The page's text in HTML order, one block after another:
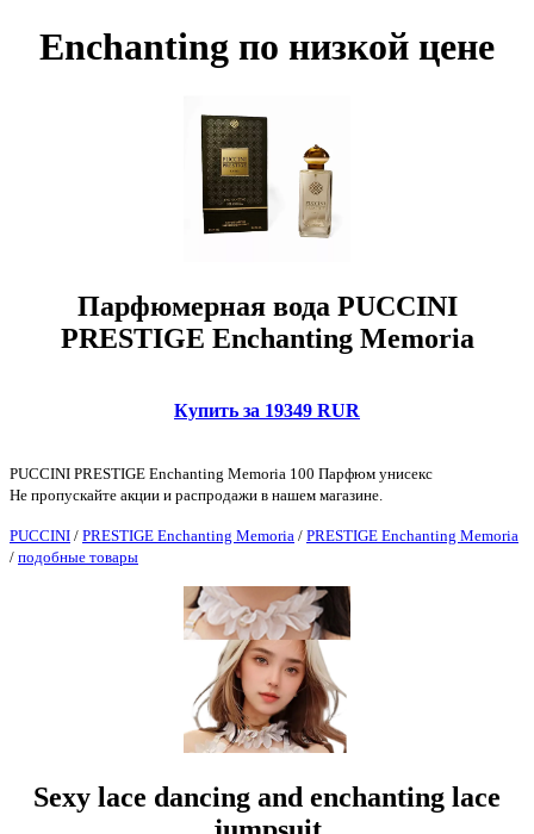
Enchanting по низкой цене
Парфюмерная вода PUCCINI
PRESTIGE Enchanting Memoria
Купить за 19349 RUR
PUCCINI PRESTIGE Enchanting Memoria 100 Парфюм унисекс
Не пропускайте акции и распродажи в нашем магазине.
PUCCINI / PRESTIGE Enchanting Memoria / PRESTIGE Enchanting Memoria
/ подобные товары
Sexy lace dancing and enchanting lace